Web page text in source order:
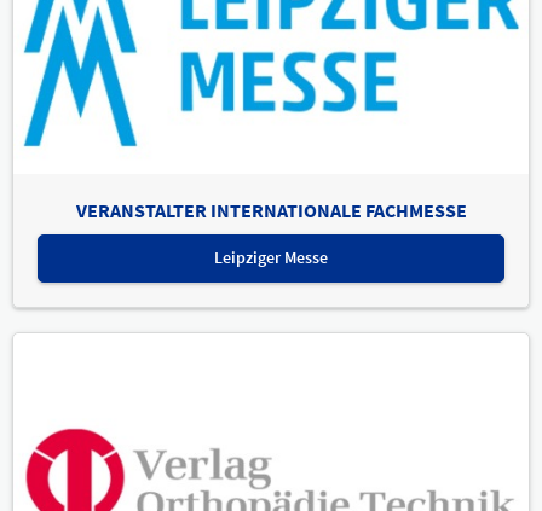
VERANSTALTER INTERNATIONALE FACHMESSE
Leipziger Messe